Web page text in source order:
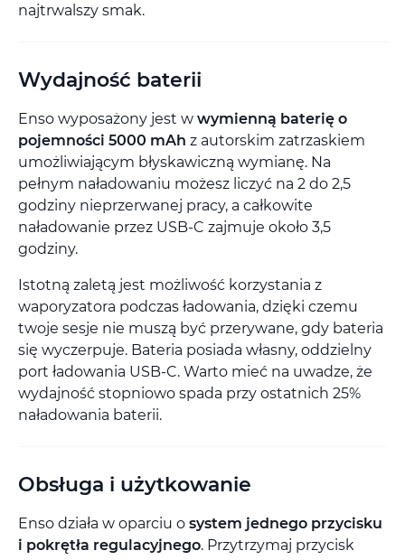
najtrwalszy smak.
Wydajność baterii
Enso wyposażony jest w wymienną baterię o
pojemności 5000 mAh z autorskim zatrzaskiem
umożliwiającym błyskawiczną wymianę. Na
pełnym naładowaniu możesz liczyć na 2 do 2,5
godziny nieprzerwanej pracy, a całkowite
naładowanie przez USB-C zajmuje około 3,5
godziny.
Istotną zaletą jest możliwość korzystania z
waporyzatora podczas ładowania, dzięki czemu
twoje sesje nie muszą być przerywane, gdy bateria
się wyczerpuje. Bateria posiada własny, oddzielny
port ładowania USB-C. Warto mieć na uwadze, że
wydajność stopniowo spada przy ostatnich 25%
naładowania baterii.
Obsługa i użytkowanie
Enso działa w oparciu o system jednego przycisku
i pokrętła regulacyjnego. Przytrzymaj przycisk